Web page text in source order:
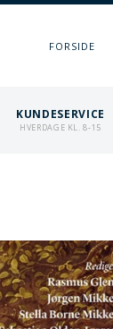
FORSIDE
KUNDESERVICE
HVERDAGE KL. 8-15